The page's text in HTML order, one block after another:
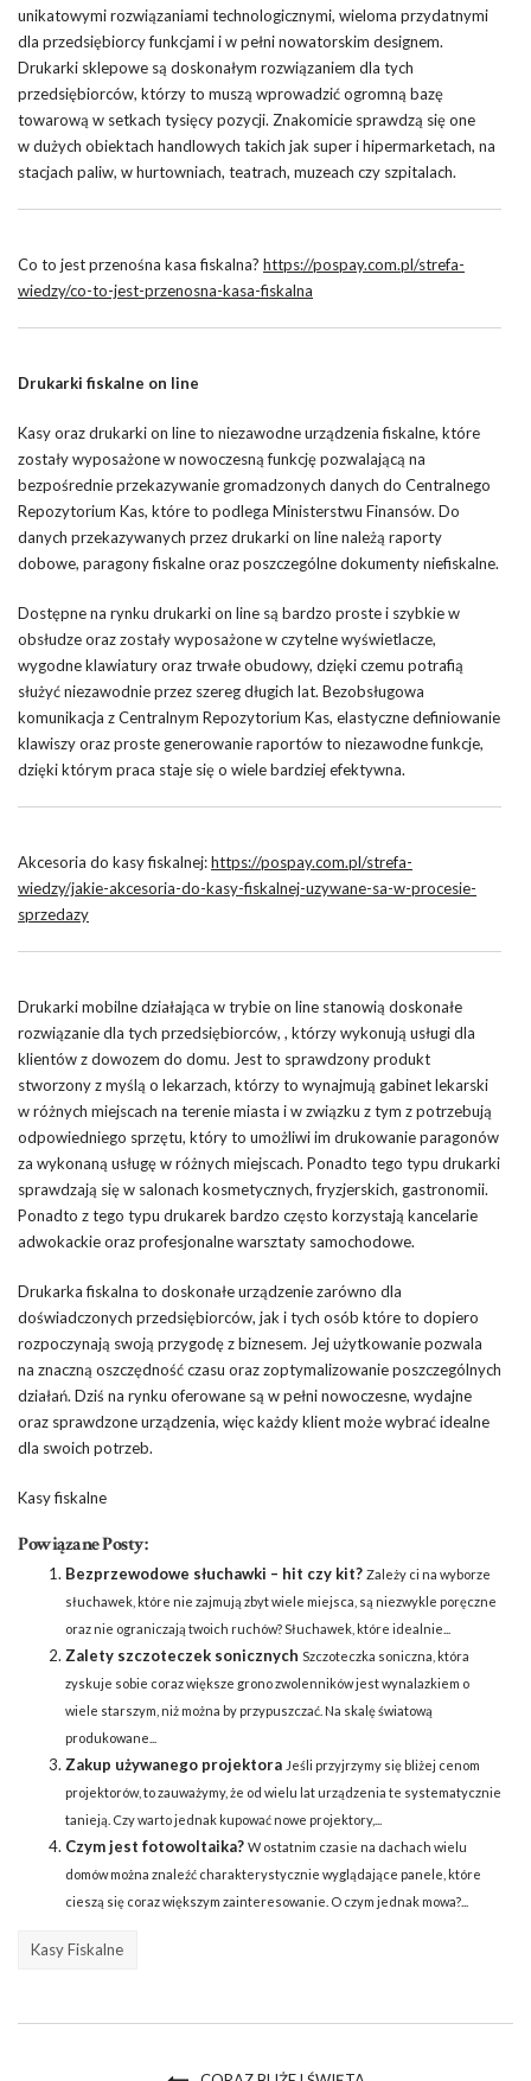
unikatowymi rozwiązaniami technologicznymi, wieloma przydatnymi
dla przedsiębiorcy funkcjami i w pełni nowatorskim designem.
Drukarki sklepowe są doskonałym rozwiązaniem dla tych
przedsiębiorców, którzy to muszą wprowadzić ogromną bazę
towarową w setkach tysięcy pozycji. Znakomicie sprawdzą się one
w dużych obiektach handlowych takich jak super i hipermarketach, na
stacjach paliw, w hurtowniach, teatrach, muzeach czy szpitalach.
Co to jest przenośna kasa fiskalna? https://pospay.com.pl/strefa-
wiedzy/co-to-jest-przenosna-kasa-fiskalna
Drukarki fiskalne on line
Kasy oraz drukarki on line to niezawodne urządzenia fiskalne, które
zostały wyposażone w nowoczesną funkcję pozwalającą na
bezpośrednie przekazywanie gromadzonych danych do Centralnego
Repozytorium Kas, które to podlega Ministerstwu Finansów. Do
danych przekazywanych przez drukarki on line należą raporty
dobowe, paragony fiskalne oraz poszczególne dokumenty niefiskalne.
Dostępne na rynku drukarki on line są bardzo proste i szybkie w
obsłudze oraz zostały wyposażone w czytelne wyświetlacze,
wygodne klawiatury oraz trwałe obudowy, dzięki czemu potrafią
służyć niezawodnie przez szereg długich lat. Bezobsługowa
komunikacja z Centralnym Repozytorium Kas, elastyczne definiowanie
klawiszy oraz proste generowanie raportów to niezawodne funkcje,
dzięki którym praca staje się o wiele bardziej efektywna.
Akcesoria do kasy fiskalnej:https://pospay.com.pl/strefa-
wiedzy/jakie-akcesoria-do-kasy-fiskalnej-uzywane-sa-w-procesie-
sprzedazy
Drukarki mobilne działająca w trybie on line stanowią doskonałe
rozwiązanie dla tych przedsiębiorców, , którzy wykonują usługi dla
klientów z dowozem do domu. Jest to sprawdzony produkt
stworzony z myślą o lekarzach, którzy to wynajmują gabinet lekarski
w różnych miejscach na terenie miasta i w związku z tym z potrzebują
odpowiedniego sprzętu, który to umożliwi im drukowanie paragonów
za wykonaną usługę w różnych miejscach. Ponadto tego typu drukarki
sprawdzają się w salonach kosmetycznych, fryzjerskich, gastronomii.
Ponadto z tego typu drukarek bardzo często korzystają kancelarie
adwokackie oraz profesjonalne warsztaty samochodowe.
Drukarka fiskalna to doskonałe urządzenie zarówno dla
doświadczonych przedsiębiorców, jak i tych osób które to dopiero
rozpoczynają swoją przygodę z biznesem. Jej użytkowanie pozwala
na znaczną oszczędność czasu oraz zoptymalizowanie poszczególnych
działań. Dziś na rynku oferowane są w pełni nowoczesne, wydajne
oraz sprawdzone urządzenia, więc każdy klient może wybrać idealne
dla swoich potrzeb.
Kasy fiskalne
Powiązane Posty:
Bezprzewodowe słuchawki – hit czy kit? Zależy ci na wyborze
słuchawek, które nie zajmują zbyt wiele miejsca, są niezwykle poręczne
oraz nie ograniczają twoich ruchów? Słuchawek, które idealnie...
Zalety szczoteczek sonicznych Szczoteczka soniczna, która
zyskuje sobie coraz większe grono zwolenników jest wynalazkiem o
wiele starszym, niż można by przypuszczać. Na skalę światową
produkowane...
Zakup używanego projektora Jeśli przyjrzymy się bliżej cenom
projektorów, to zauważymy, że od wielu lat urządzenia te systematycznie
tanieją. Czy warto jednak kupować nowe projektory,...
Czym jest fotowoltaika? W ostatnim czasie na dachach wielu
domów można znaleźć charakterystycznie wyglądające panele, które
cieszą się coraz większym zainteresowanie. O czym jednak mowa?...
Kasy Fiskalne